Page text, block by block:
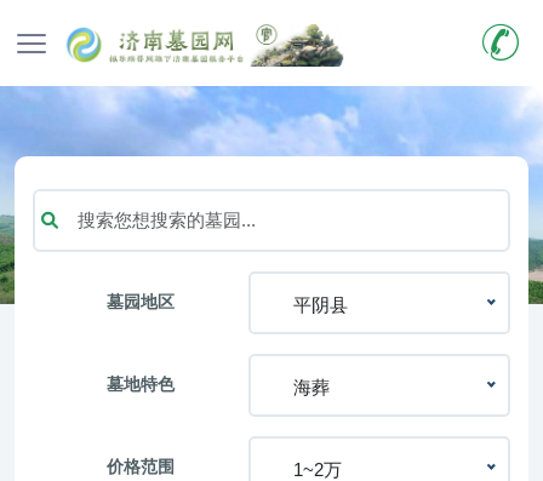
墓园地区 平阴县
墓地特色 海葬
价格范围 1~2万